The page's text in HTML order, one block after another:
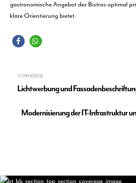
gastronomische Angebot des Bistros optimal
klare Orientierung bietet.
Beitragsnavigation
VORHERIGE
Lichtwerbung und
Modernisierung der IT-Infrastruktur